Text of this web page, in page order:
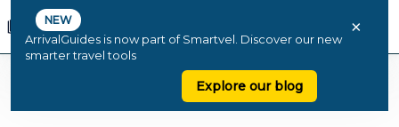
NEW
ArrivalGuides is now part of Smartvel. Discover our new
smarter travel tools
Explore our blog
×